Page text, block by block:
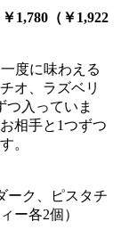
1,780（￥1,922
度に味わえる
オ、ラズベリ
つ入っていま
相手と1つずつ
。
ーク、ピスタチ
ー各2個）